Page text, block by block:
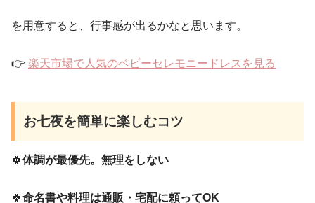
を用意すると、行事感が出るかなと思います。
👉 楽天市場で人気のベビーセレモニードレスを見る
お七夜を簡単に楽しむコツ
🍀体調が最優先。無理をしない
🍀命名書や料理は通販・宅配に頼ってOK